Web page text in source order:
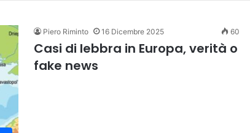
Piero Riminto 16 Dicembre 2025 60
Casi di lebbra in Europa, verità o
fake news